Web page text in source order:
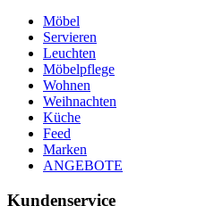
Möbel
Servieren
Leuchten
Möbelpflege
Wohnen
Weihnachten
Küche
Feed
Marken
ANGEBOTE
Kundenservice